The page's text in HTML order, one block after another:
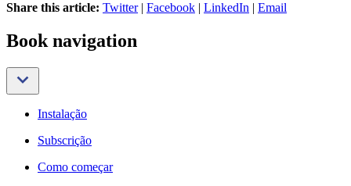
Share this article: Twitter| Facebook | LinkedIn | Email
Book navigation
Instalação
Subscrição
Como começar